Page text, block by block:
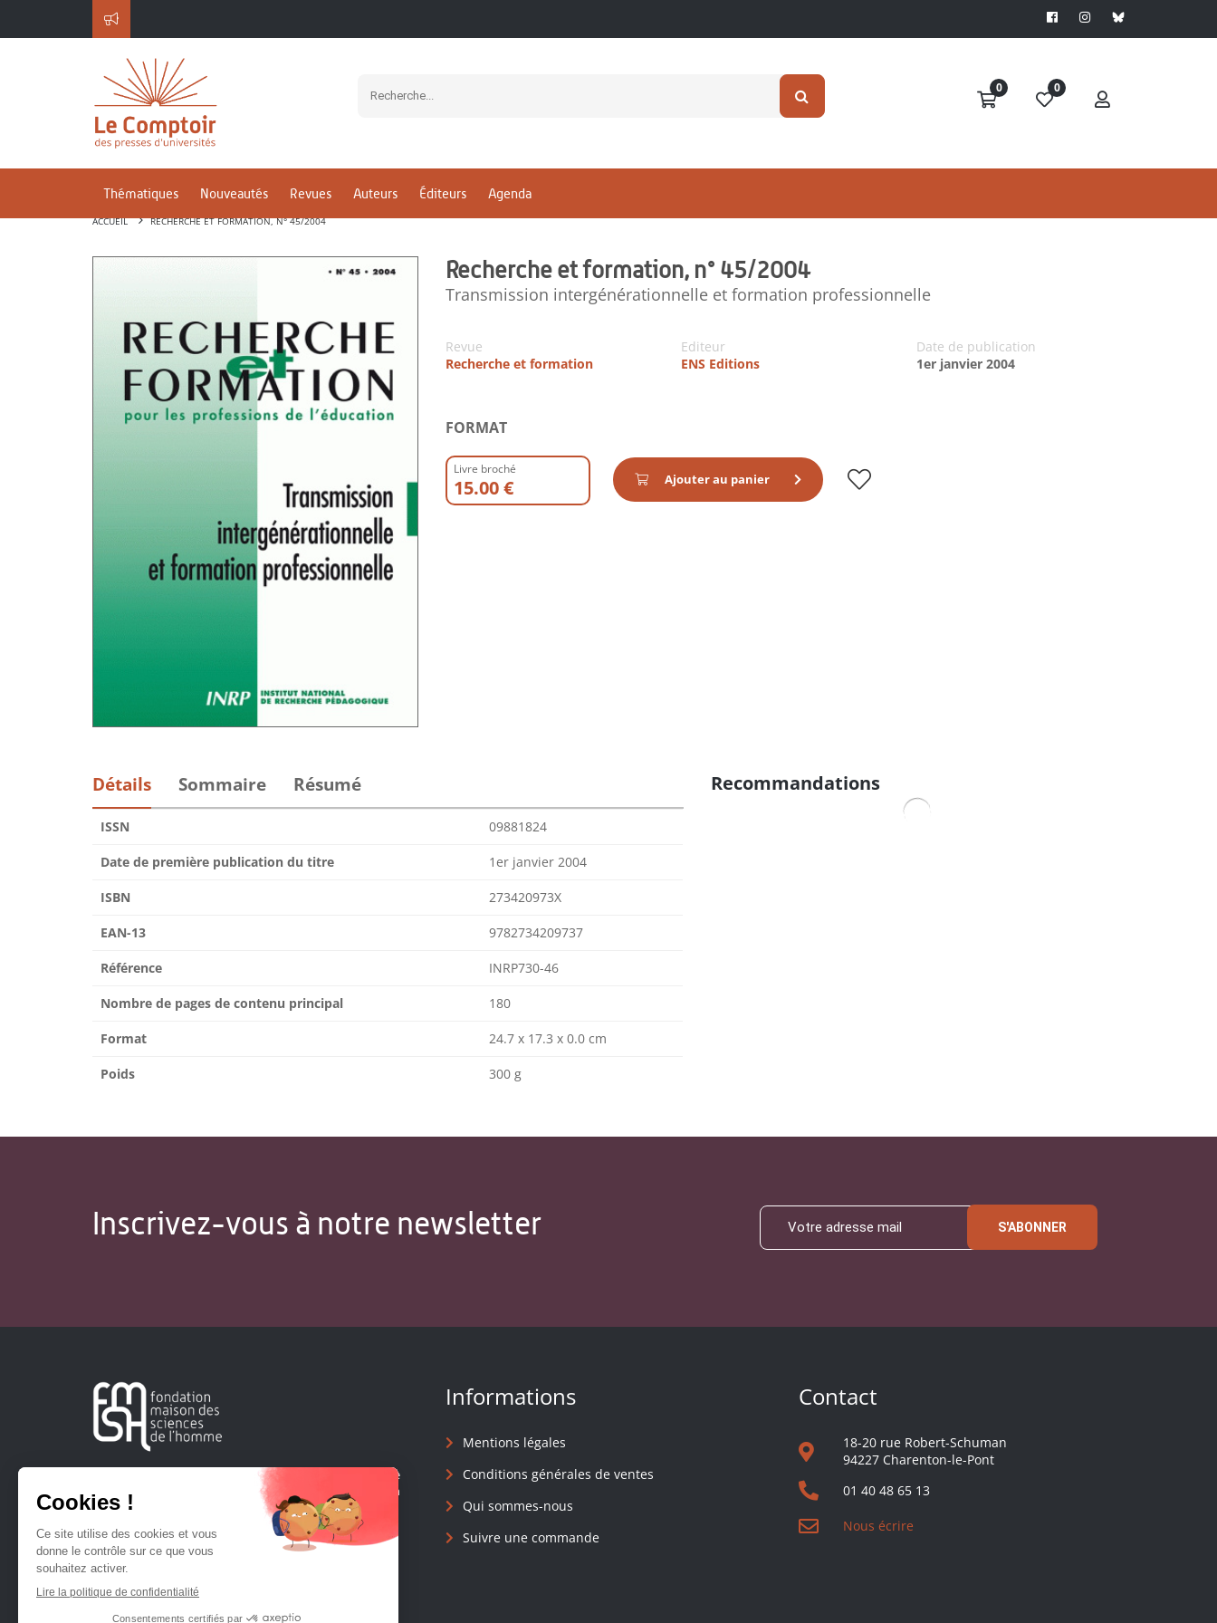
0 0
Thématiques Nouveautés Revues Auteurs Éditeurs Agenda
ACCUEIL RECHERCHE ET FORMATION, N° 45/2004
Recherche et formation, n° 45/2004
Transmission intergénérationnelle et formation professionnelle
Revue
Recherche et formation
Editeur
ENS Editions
Date de publication
1er janvier 2004
FORMAT
Livre broché
15.00 € Ajouter au panier
Détails Sommaire Résumé
ISSN 09881824
Date de première publication du titre 1er janvier 2004
ISBN 273420973X
EAN-13 9782734209737
Référence INRP730-46
Nombre de pages de contenu principal 180
Format 24.7 x 17.3 x 0.0 cm
Poids 300 g
Recommandations
Inscrivez-vous à notre newsletter S'ABONNER
Créée en 1963, la Fondation Maison Sciences de l'Homme
soutient la recherche et la diffusion des connaissances en
sciences humaines et sociales.
Informations
Mentions légales
Conditions générales de ventes
Qui sommes-nous
Suivre une commande
Contact
18-20 rue Robert-Schuman
94227 Charenton-le-Pont
01 40 48 65 13
Nous écrire